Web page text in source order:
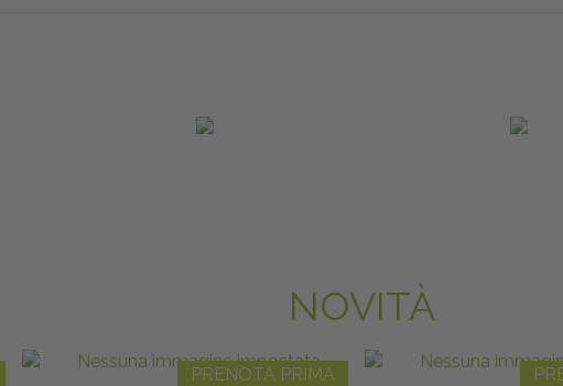
NOVITÀ
PRENOTA PRIMA